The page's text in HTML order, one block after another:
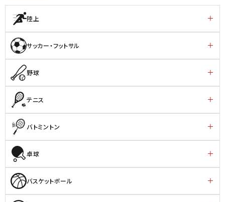
陸上
サッカー・フットサル
野球
テニス
バトミントン
卓球
バスケットボール